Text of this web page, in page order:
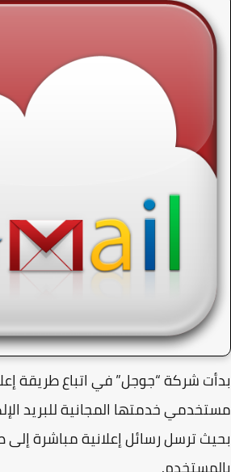
شركة “جوجل” في اتباع طريقة
خدمتها المجانية للبريد
ترسل رسائل إعلانية مباشرة إلى